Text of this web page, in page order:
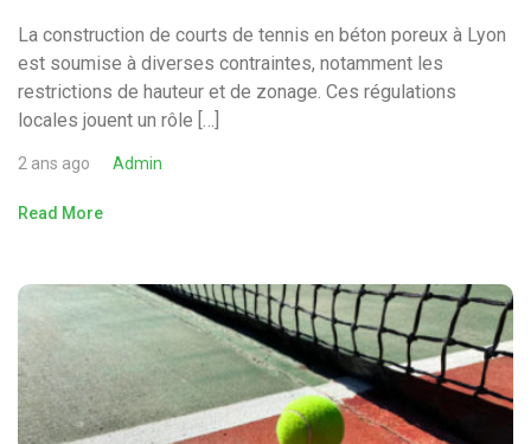
La construction de courts de tennis en béton poreux à Lyon
est soumise à diverses contraintes, notamment les
restrictions de hauteur et de zonage. Ces régulations
locales jouent un rôle […]
2 ans ago Admin
Read More